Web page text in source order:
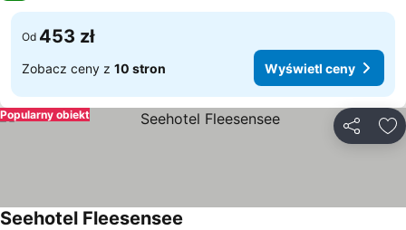
Od 453 zł
Zobacz ceny z 10 stron Wyświetl ceny
Popularny obiekt
Seehotel Fleesensee